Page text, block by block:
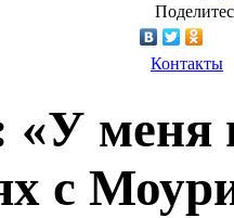
Контакты
меня
с